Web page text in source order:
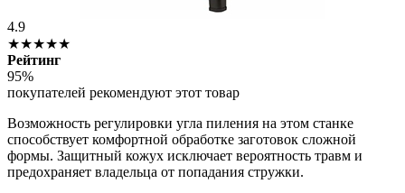
4.9
★★★★★
Рейтинг
95%
покупателей рекомендуют этот товар
Возможность регулировки угла пиления на этом станке
способствует комфортной обработке заготовок сложной
формы. Защитный кожух исключает вероятность травм и
предохраняет владельца от попадания стружки.